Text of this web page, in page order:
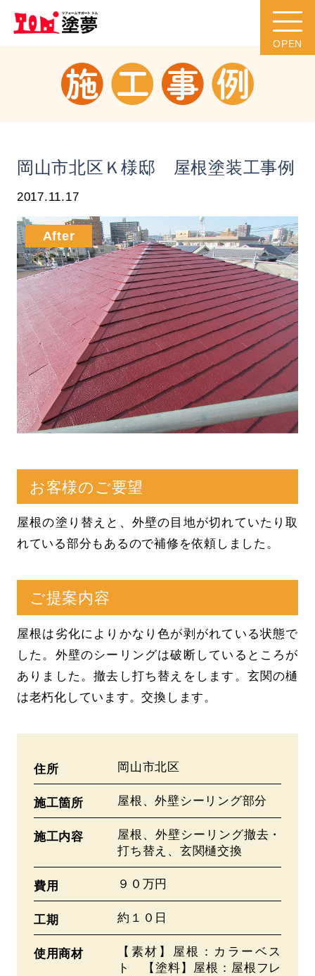
岡山市北区Ｋ様邸 屋根塗装工事例
2017.11.17
お客様のご要望
屋根の塗り替えと、外壁の目地が切れていたり取
れている部分もあるので補修を依頼しました。
ご提案内容
屋根は劣化によりかなり色が剥がれている状態で
した。外壁のシーリングは破断しているところが
ありました。撤去し打ち替えをします。玄関の樋
は老朽化しています。交換します。
住所 岡山市北区
施工箇所 屋根、外壁シーリング部分
施工内容
屋根、外壁シーリング撤去・
打ち替え、玄関樋交換
費用 ９０万円
工期 約１０日
使用商材
【素材】屋根：カラーベス
ト 【塗料】屋根：屋根フレ